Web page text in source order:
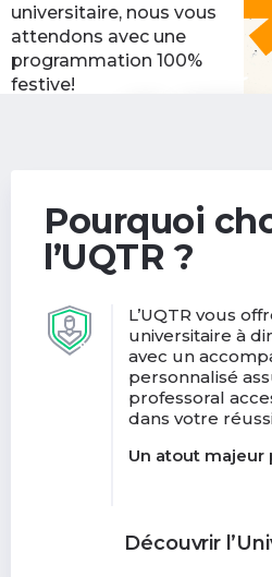
universitaire, nous vous
attendons avec une
programmation 100%
festive!
Pourquoi
l’UQTR ?
L’UQTR vous
universitaire à
avec un
personnalisé
professoral
dans votre
Un atout majeur
Découvrir